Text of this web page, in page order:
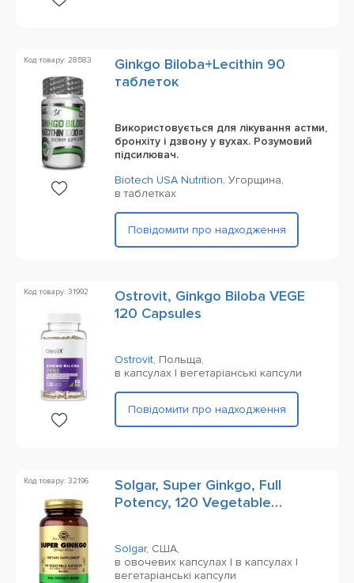
Код товару: 28583
Ginkgo Biloba+Lecithin 90
таблеток
Використовується для лікування астми,
бронхіту і дзвону у вухах. Розумовий
підсилювач.
Biotech USA Nutrition, Угорщина,
в таблетках
Повідомити про надходження
Код товару: 31992
Ostrovit, Ginkgo Biloba VEGE
120 Capsules
Ostrovit, Польща,
в капсулах | вегетаріанські капсули
Повідомити про надходження
Код товару: 32196
Solgar, Super Ginkgo, Full
Potency, 120 Vegetable
Solgar, США,
в овочевих капсулах | в капсулах |
вегетаріанські капсули